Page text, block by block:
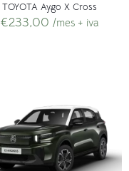
TOYOTA Aygo X Cross
€233,00 /mes + iva